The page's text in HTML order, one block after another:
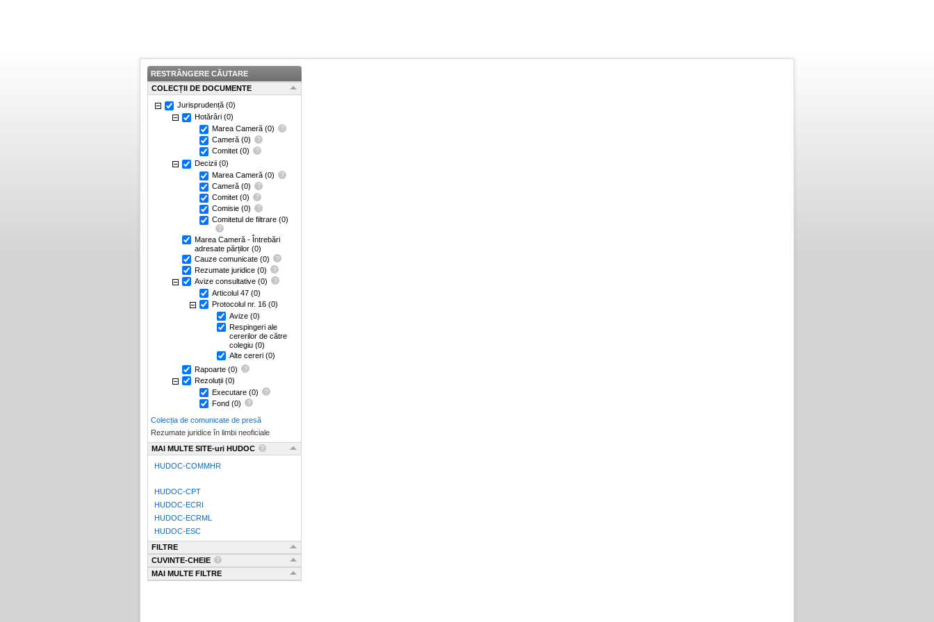
RESTRÂNGERE CĂUTARE
COLECȚII DE DOCUMENTE
Jurisprudență (0)
Hotărâri (0)
Marea Cameră (0)
Cameră (0)
Comitet (0)
Decizii (0)
Marea Cameră (0)
Cameră (0)
Comitet (0)
Comisie (0)
Comitetul de filtrare (0)
Marea Cameră - Întrebări
adresate părților (0)
Cauze comunicate (0)
Rezumate juridice (0)
Avize consultative (0)
Articolul 47 (0)
Protocolul nr. 16 (0)
Avize (0)
Respingeri ale
cererilor de către
colegiu (0)
Alte cereri (0)
Rapoarte (0)
Rezoluții (0)
Executare (0)
Fond (0)
Colecția de comunicate de presă
Rezumate juridice în limbi neoficiale
MAI MULTE SITE-uri HUDOC
HUDOC-COMMHR
HUDOC-CPT
HUDOC-ECRI
HUDOC-ECRML
HUDOC-ESC
FILTRE
CUVINTE-CHEIE
MAI MULTE FILTRE